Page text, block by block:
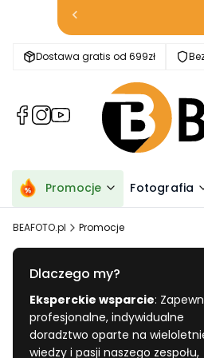
Dostawa gratis od 699zł
(Otwiera
karcie)
(Otwiera
karcie)
(Otwiera
karcie)
Promocje Fotografia
BEAFOTO.pl Promocje
Dlaczego my?
Eksperckie wsparcie:
profesjonalne, indywidualne
doradztwo oparte na
wiedzy i pasji naszego zespołu,